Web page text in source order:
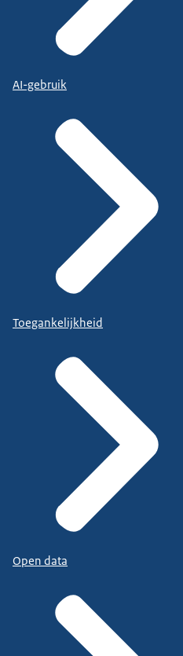
AI-gebruik
Toegankelijkheid
Open data